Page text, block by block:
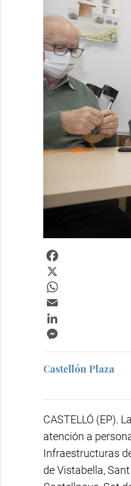
Castellón Plaza
CASTELLÓ (EP).
atención a
Infraestructuras
de Vistabella,